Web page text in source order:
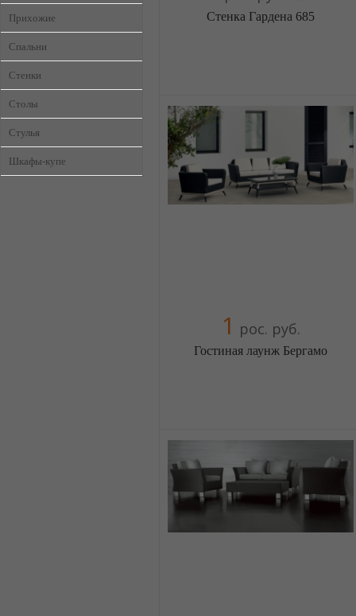
Прихожие
Спальни
Стенки
Столы
Стулья
Шкафы-купе
Стенка Гардена 685
5 отзыв(а)
, 100% положительных
+38(044) 2298919
+38(067) 4454541
1 рос. руб.
Гостиная лаунж Бергамо
, 100% положительных
Компания верифицирована
+38(044) 2298919
+38(067) 4454541